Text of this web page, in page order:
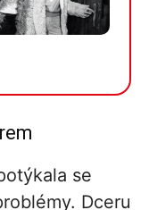
se
Dceru